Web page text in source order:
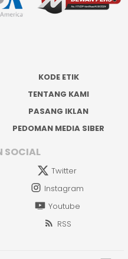
KODE ETIK
TENTANG KAMI
PASANG IKLAN
PEDOMAN MEDIA SIBER
SOCIAL
Twitter
Instagram
Youtube
RSS